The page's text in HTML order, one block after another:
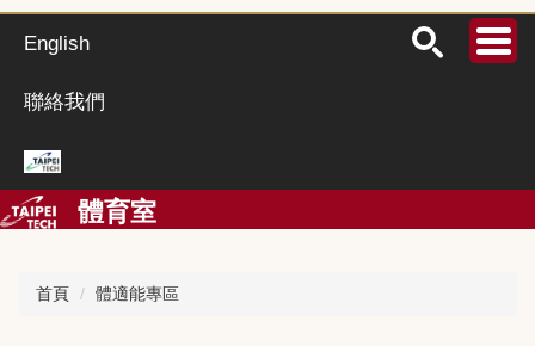
跳
到
要
區
English
聯絡我們
體育室
首頁 體適能專區